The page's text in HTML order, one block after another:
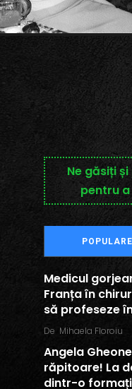
Ne găsiți și
pentru
POPULARE
Medicul
Franța în
să profeseze
De Mihaela Floroiu
Angela
răpitoare! La
dintr-o